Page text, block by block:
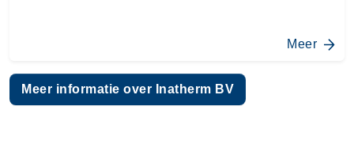
Meer
Meer informatie over Inatherm BV